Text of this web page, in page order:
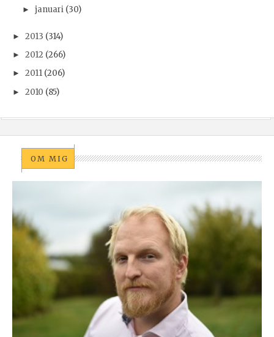
► januari (30)
► 2013 (314)
► 2012 (266)
► 2011 (206)
► 2010 (85)
OM MIG